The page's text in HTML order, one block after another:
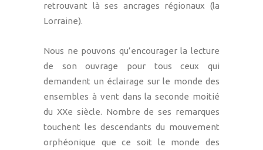
retrouvant là ses ancrages régionaux (la
Lorraine).
Nous ne pouvons qu’encourager la lecture
de son ouvrage pour tous ceux qui
demandent un éclairage sur le monde des
ensembles à vent dans la seconde moitié
du XXe siècle. Nombre de ses remarques
touchent les descendants du mouvement
orphéonique que ce soit le monde des